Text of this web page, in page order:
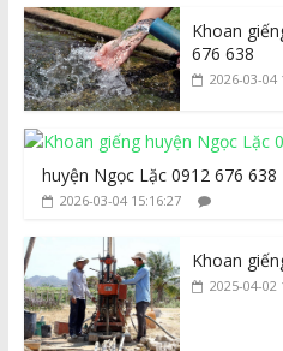
Khoan
676 638
2026-03-04
huyện Ngọc Lặc 0912 676 638
2026-03-04 15:16:27
Khoan
2025-04-02